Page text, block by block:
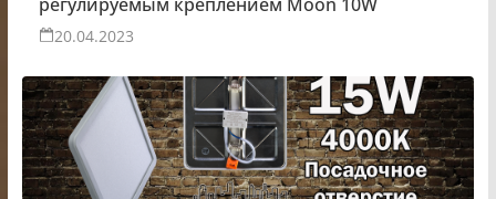
20.04.2023